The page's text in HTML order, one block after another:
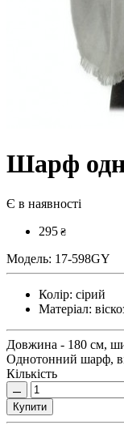
Шарф
Є в наявності
295 ₴
Модель: 17-598GY
Колір: сірий
Матеріал:
Довжина - 180 см,
Однотонний шарф,
Кількість
Купити